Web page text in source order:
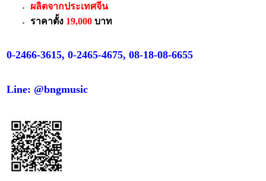
ผลิตจากประเทศจีน
ราคาตั้ง 19,000บาท
0-2466-3615, 0-2465-4675, 08-18-08-6655
Line: @bngmusic